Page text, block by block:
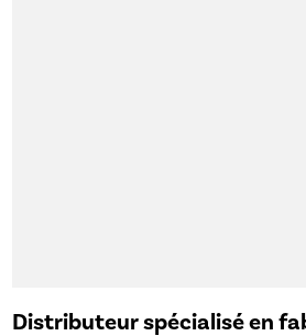
Distributeur spécialisé en